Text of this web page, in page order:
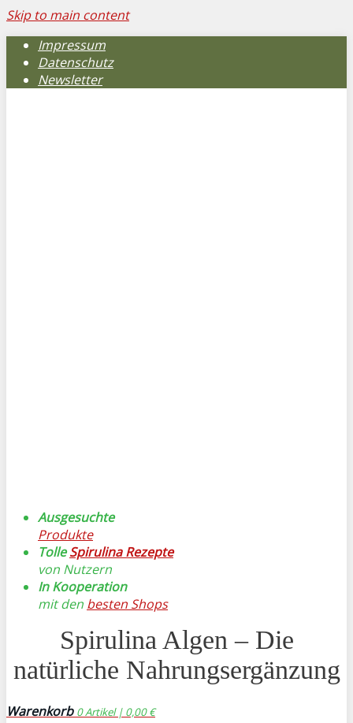
Skip to main content
Impressum
Datenschutz
Newsletter
Ausgesuchte
Produkte
TolleSpirulina Rezepte
von Nutzern
In Kooperation
mit den besten Shops
Spirulina Algen – Die
natürliche Nahrungsergänzung
Warenkorb 0Artikel | 0,00 €